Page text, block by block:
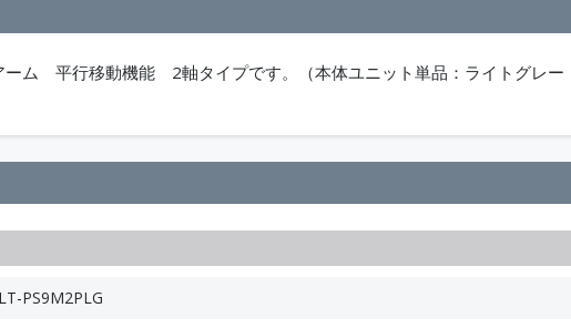
ム 平行移動機能 2軸タイプです。（本体ユニット単品：ライトグレー
PS9M2PLG